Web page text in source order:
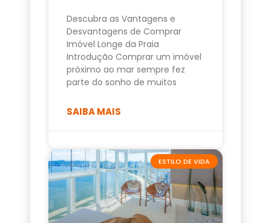
Descubra as Vantagens e
Desvantagens de Comprar
Imóvel Longe da Praia
Introdução Comprar um imóvel
próximo ao mar sempre fez
parte do sonho de muitos
SAIBA MAIS
ESTILO DE VIDA